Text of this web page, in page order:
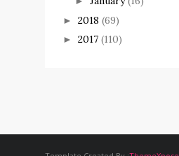
► 2018 (69)
► 2017 (110)